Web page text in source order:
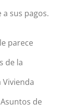
sus pagos.
parece
de la
de